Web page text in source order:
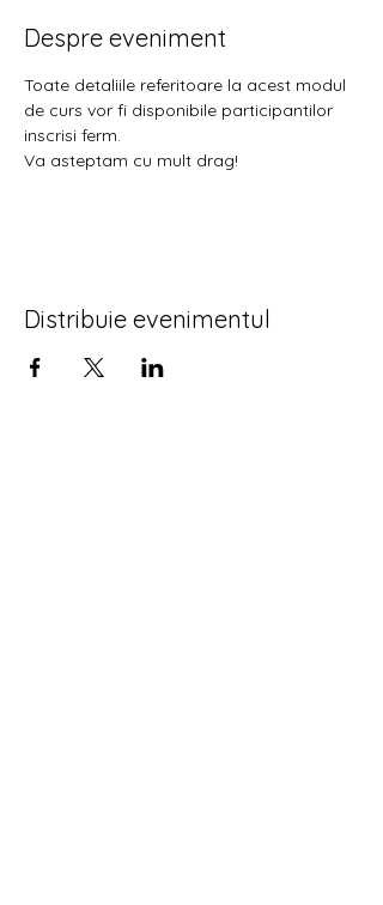
Despre eveniment
Toate detaliile referitoare la acest modul
de curs vor fi disponibile participantilor
inscrisi ferm.
Va asteptam cu mult drag!
Distribuie evenimentul